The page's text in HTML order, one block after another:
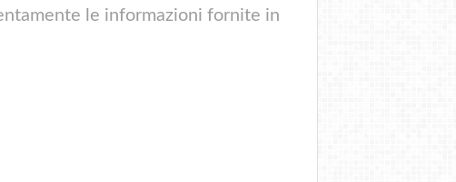
le informazioni fornite in